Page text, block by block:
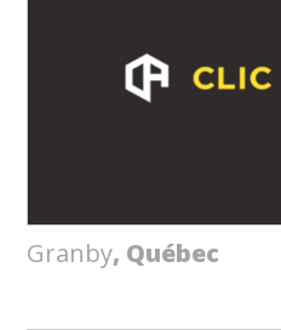
Granby, Québec